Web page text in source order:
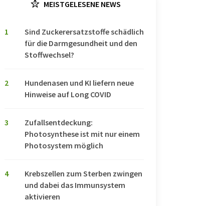
MEISTGELESENE NEWS
1
Sind Zuckerersatzstoffe schädlich
für die Darmgesundheit und den
Stoffwechsel?
2
Hundenasen und KI liefern neue
Hinweise auf Long COVID
3
Zufallsentdeckung:
Photosynthese ist mit nur einem
Photosystem möglich
4
Krebszellen zum Sterben zwingen
und dabei das Immunsystem
aktivieren